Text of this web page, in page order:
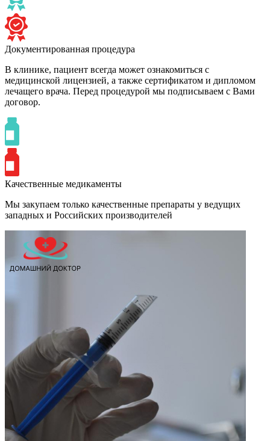
Документированная процедура
В клинике, пациент всегда может ознакомиться с
медицинской лицензией, а также сертификатом и дипломом
лечащего врача. Перед процедурой мы подписываем с Вами
договор.
Качественные медикаменты
Мы закупаем только качественные препараты у ведущих
западных и Российских производителей